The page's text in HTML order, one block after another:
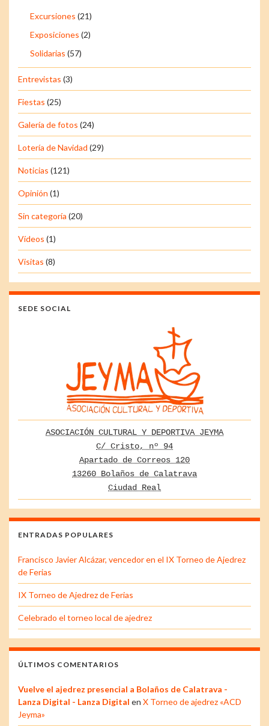
Excursiones (21)
Exposiciones (2)
Solidarias (57)
Entrevistas (3)
Fiestas (25)
Galería de fotos (24)
Lotería de Navidad (29)
Noticias (121)
Opinión (1)
Sin categoría (20)
Vídeos (1)
Visitas (8)
SEDE SOCIAL
ASOCIACIÓN CULTURAL Y DEPORTIVA JEYMA
C/ Cristo, nº 94
Apartado de Correos 120
13260 Bolaños de Calatrava
Ciudad Real
ENTRADAS POPULARES
Francisco Javier Alcázar, vencedor en el IX Torneo de Ajedrez
de Ferias
IX Torneo de Ajedrez de Ferias
Celebrado el torneo local de ajedrez
ÚLTIMOS COMENTARIOS
Vuelve el ajedrez presencial a Bolaños de Calatrava -
Lanza Digital - Lanza Digital en X Torneo de ajedrez «ACD
Jeyma»